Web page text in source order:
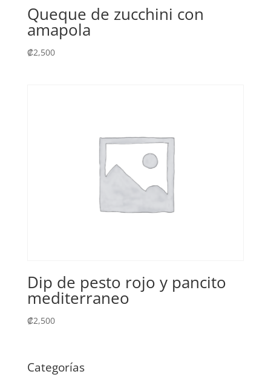
Queque de zucchini con
amapola
₡2,500
Dip de pesto rojo y pancito
mediterraneo
₡2,500
Categorías